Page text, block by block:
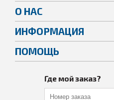
О НАС
ИНФОРМАЦИЯ
ПОМОЩЬ
Где мой заказ?